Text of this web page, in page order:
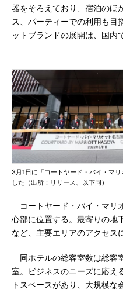
器をそろえており、宿泊のほ
ス、パーティーでの利用も目
ットブランドの展開は、国内
3月1日に「コートヤード・バイ・マ
した（出所：リリース、以下同）
コートヤード・バイ・マリ
心部に位置する。最寄りの地
など、主要エリアのアクセス
同ホテルの総客室数は総客
室。ビジネスのニーズに応え
トスペースがあり、大規模